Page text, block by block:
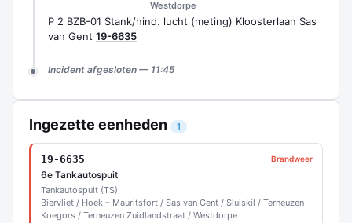
Westdorpe
P 2 BZB-01 Stank/hind. lucht (meting) Kloosterlaan Sas
van Gent 19-6635
Incident afgesloten — 11:45
Ingezette eenheden 1
19-6635 Brandweer
6e Tankautospuit
Tankautospuit (TS)
Biervliet / Hoek – Mauritsfort / Sas van Gent / Sluiskil / Terneuzen
Koegors / Terneuzen Zuidlandstraat / Westdorpe